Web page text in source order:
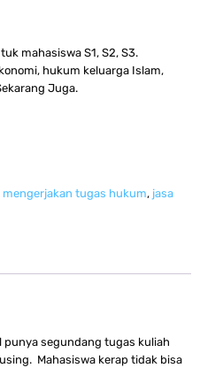
mahasiswa S1, S2, S3.
hukum keluarga Islam,
Juga.
mengerjakan tugas hukum, jasa
punya segundang tugas kuliah
Mahasiswa kerap tidak bisa